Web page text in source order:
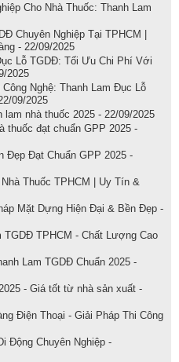
Cho Nhà Thuốc: Thanh Lam
Chuyên Nghiệp Tại TPHCM |
- 22/09/2025
Lỗ TGDĐ: Tối Ưu Chi Phí Với
2025
Nghệ: Thanh Lam Đục Lỗ
09/2025
lam nhà thuốc 2025 - 22/09/2025
thuốc đạt chuẩn GPP 2025 -
Đẹp Đạt Chuẩn GPP 2025 -
Thuốc TPHCM | Uy Tín &
Mặt Dựng Hiện Đại & Bền Đẹp -
TGDĐ TPHCM - Chất Lượng Cao
Lam TGDĐ Chuẩn 2025 -
- Giá tốt từ nhà sản xuất -
Điện Thoại - Giải Pháp Thi Công
Động Chuyên Nghiệp -